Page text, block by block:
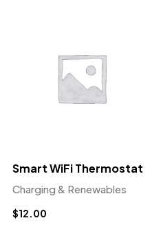
Smart WiFi Thermostat
Charging & Renewables
$12.00